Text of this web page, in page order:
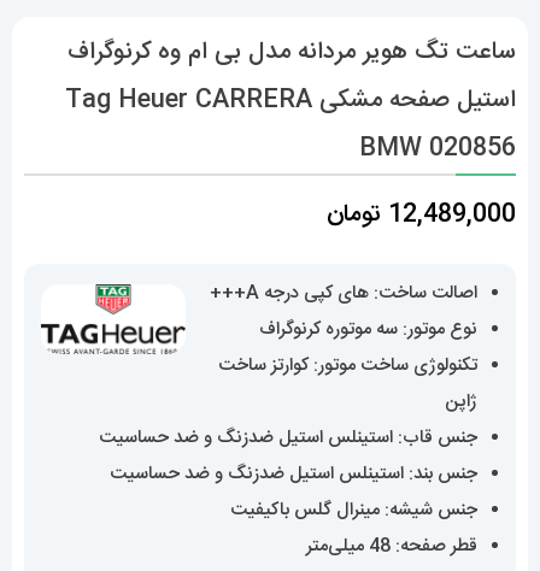
ساعت تگ هویر مردانه مدل بی ام وه کرنوگراف
استیل صفحه مشکی Tag Heuer CARRERA
BMW 020856
12,489,000 تومان
اصالت ساخت: های کپی درجه A+++
نوع موتور: سه موتوره کرنوگراف
تکنولوژی ساخت موتور: کوارتز ساخت
ژاپن
جنس قاب: استینلس استیل ضدزنگ و ضد حساسیت
جنس بند: استینلس استیل ضدزنگ و ضد حساسیت
جنس شیشه: مینرال گلس باکیفیت
قطر صفحه: 48 میلی‌متر